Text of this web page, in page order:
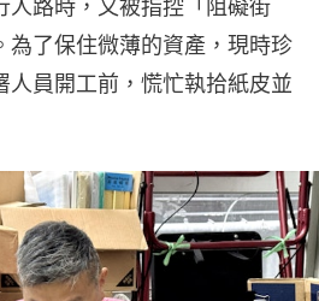
人路時，又被指控「阻礙街
為了保住微薄的資產，現時珍
人員開工前，慌忙執拾紙皮並